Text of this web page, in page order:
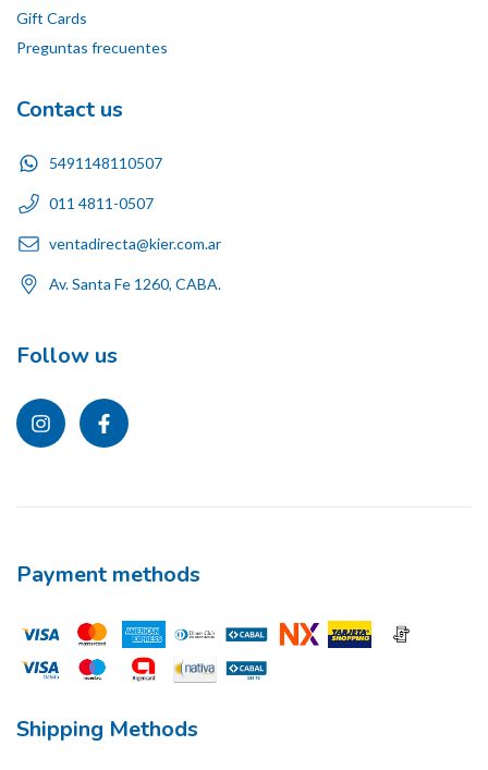
Gift Cards
Preguntas frecuentes
Contact us
5491148110507
011 4811-0507
ventadirecta@kier.com.ar
Av. Santa Fe 1260, CABA.
Follow us
Payment methods
Shipping Methods